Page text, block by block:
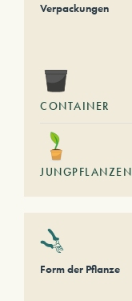
Verpackungen
CONTAINER
JUNGPFLANZEN
Form der Pflanze